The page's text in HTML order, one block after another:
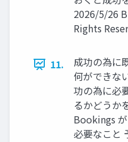
2026/5/26
Rights
11.
成功の為に
何ができな
功の為に必
るかどうか
Bookings
必要なこと